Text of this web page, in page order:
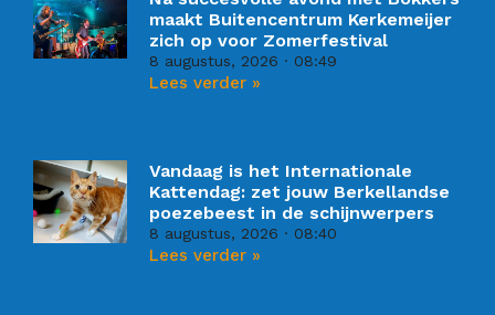
maakt Buitencentrum Kerkemeijer
zich op voor Zomerfestival
8 augustus, 2026 08:49
Lees verder »
Vandaag is het Internationale
Kattendag: zet jouw Berkellandse
poezebeest in de schijnwerpers
8 augustus, 2026 08:40
Lees verder »